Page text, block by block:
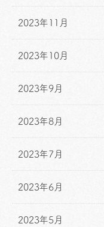
2023年11月
2023年10月
2023年9月
2023年8月
2023年7月
2023年6月
2023年5月